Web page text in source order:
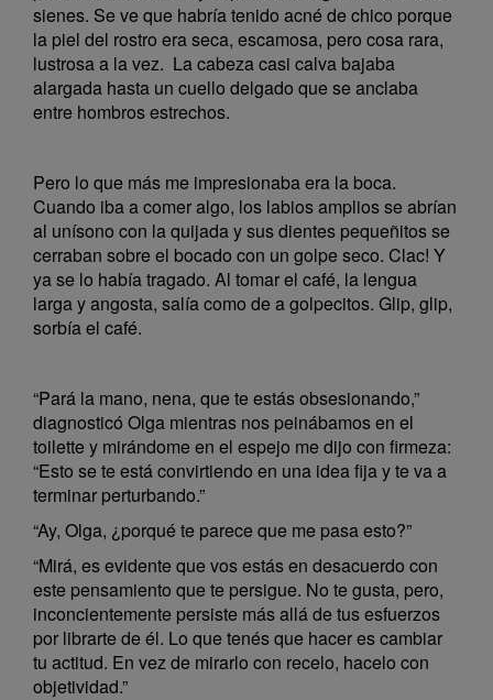
sienes. Se ve que habría tenido acné de chico porque
la piel del rostro era seca, escamosa, pero cosa rara,
lustrosa a la vez. La cabeza casi calva bajaba
alargada hasta un cuello delgado que se anclaba
entre hombros estrechos.
Pero lo que más me impresionaba era la boca.
Cuando iba a comer algo, los labios amplios se abrían
al unísono con la quijada y sus dientes pequeñitos se
cerraban sobre el bocado con un golpe seco. Clac! Y
ya se lo había tragado. Al tomar el café, la lengua
larga y angosta, salía como de a golpecitos. Glip, glip,
sorbía el café.
“Pará la mano, nena, que te estás obsesionando,”
diagnosticó Olga mientras nos peinábamos en el
toilette y mirándome en el espejo me dijo con firmeza:
“Esto se te está convirtiendo en una idea fija y te va a
terminar perturbando.”
“Ay, Olga, ¿porqué te parece que me pasa esto?”
“Mirá, es evidente que vos estás en desacuerdo con
este pensamiento que te persigue. No te gusta, pero,
inconcientemente persiste más allá de tus esfuerzos
por librarte de él. Lo que tenés que hacer es cambiar
tu actitud. En vez de mirarlo con recelo, hacelo con
objetividad.”